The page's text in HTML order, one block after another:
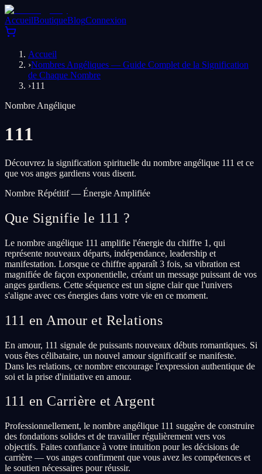
AccueilBoutiqueBlogConnexion
Accueil
›Nombres Angéliques — Guide Complet de la Signification
de Chaque Nombre
›111
Nombre Angélique
111
Découvrez la signification spirituelle du nombre angélique 111 et ce
que vos anges gardiens vous disent.
Nombre Répétitif — Énergie Amplifiée
Que Signifie le 111 ?
Le nombre angélique 111 amplifie l'énergie du chiffre 1, qui
représente nouveaux départs, indépendance, leadership et
manifestation. Lorsque ce chiffre apparaît 3 fois, sa vibration est
magnifiée de façon exponentielle, créant un message puissant de vos
anges gardiens. Cette séquence est un signe clair que l'univers
s'aligne avec ces énergies dans votre vie en ce moment.
111 en Amour et Relations
En amour, 111 signale de puissants nouveaux débuts romantiques. Si
vous êtes célibataire, un nouvel amour significatif se manifeste.
Dans les relations, ce nombre encourage l'expression authentique de
soi et la prise d'initiative en amour.
111 en Carrière et Argent
Professionnellement, le nombre angélique 111 suggère de construire
des fondations solides et de travailler régulièrement vers vos
objectifs. Faites confiance à votre intuition pour les décisions de
carrière — vos anges confirment que vous avez les compétences et
le soutien nécessaires pour réussir.